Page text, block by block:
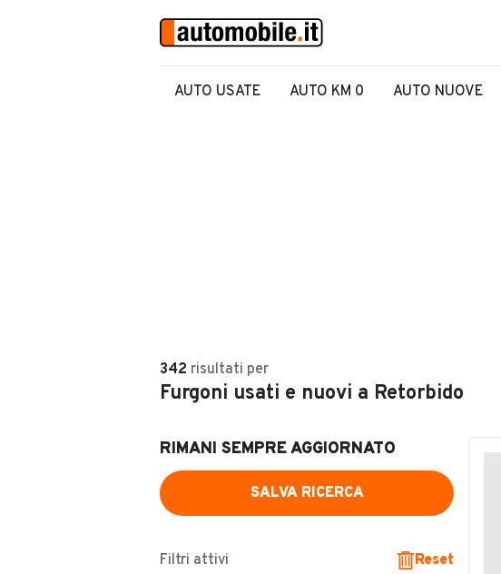
AUTO USATE AUTO KM 0 AUTO NUOVE
342 risultati per
Furgoni usati e nuovi a Retorbido
RIMANI SEMPRE AGGIORNATO
SALVA RICERCA
Filtri attivi Reset